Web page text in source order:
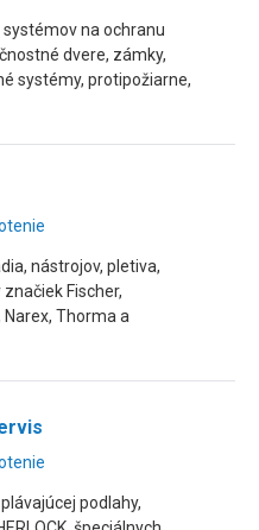
na ochranu
dvere, zámky,
systémy, protipožiarne,
nástrojov, pletiva,
Fischer,
Thorma a
podlahy,